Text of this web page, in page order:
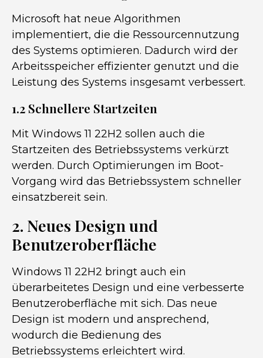
Microsoft hat neue Algorithmen
implementiert, die die Ressourcennutzung
des Systems optimieren. Dadurch wird der
Arbeitsspeicher effizienter genutzt und die
Leistung des Systems insgesamt verbessert.
1.2 Schnellere Startzeiten
Mit Windows 11 22H2 sollen auch die
Startzeiten des Betriebssystems verkürzt
werden. Durch Optimierungen im Boot-
Vorgang wird das Betriebssystem schneller
einsatzbereit sein.
2. Neues Design und
Benutzeroberfläche
Windows 11 22H2 bringt auch ein
überarbeitetes Design und eine verbesserte
Benutzeroberfläche mit sich. Das neue
Design ist modern und ansprechend,
wodurch die Bedienung des
Betriebssystems erleichtert wird.